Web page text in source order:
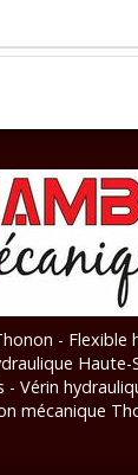
- Flexible
Haute-
- Vérin
mécanique